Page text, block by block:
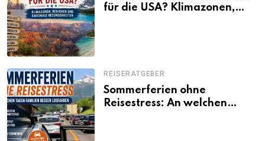
für die USA? Klimazonen,
REISERATGEBER
Sommerferien ohne
Reisestress: An welchen